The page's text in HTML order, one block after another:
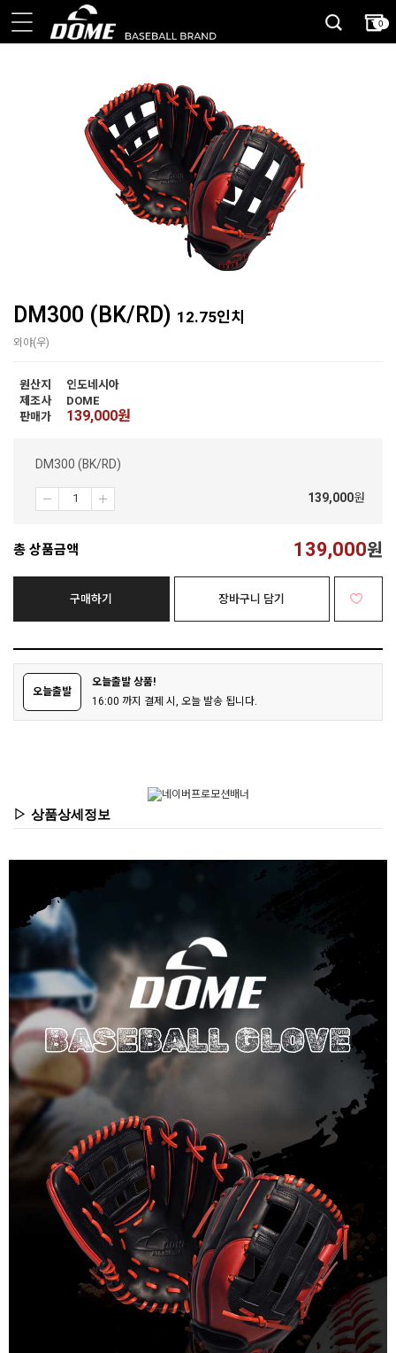
0
DM300 (BK/RD) 12.75인치
외야(우)
원산지
인도네시아
제조사
DOME
판매가
139,000원
DM300 (BK/RD)
139,000원
총 상품금액 139,000원
구매하기 장바구니 담기
오늘출발
오늘출발 상품!
16:00 까지 결제 시, 오늘 발송 됩니다.
▷ 상품상세정보